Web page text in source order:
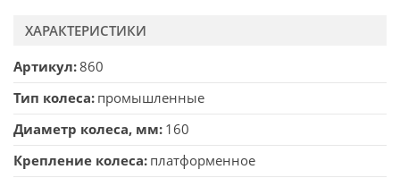
ХАРАКТЕРИСТИКИ
Артикул 860
Тип колеса промышленные
Диаметр колеса, мм 160
Крепление колеса платформенное